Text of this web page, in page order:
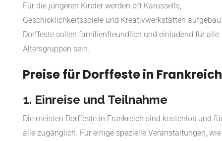
Für die jüngeren Kinder werden oft Karussells,
Geschicklichkeitsspiele und Kreativwerkstätten
Dorffeste sollen familienfreundlich und einladend für alle
Altersgruppen sein.
Preise für Dorffeste in Frankreich
1. Einreise und Teilnahme
Die meisten Dorffeste in Frankreich sind kostenlos und
alle zugänglich. Für einige spezielle Veranstaltungen, wie